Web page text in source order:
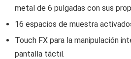
metal de 6 pulgadas con sus
16 espacios de muestra
Touch FX para la manipulación
pantalla táctil.